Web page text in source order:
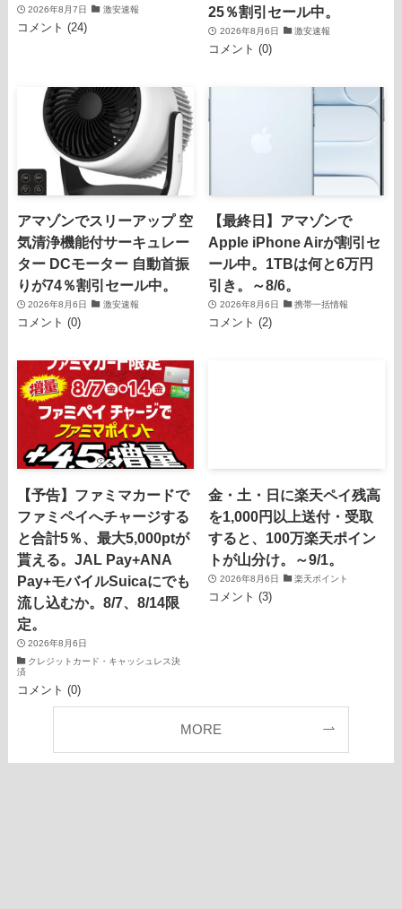
2026年8月7日 激安速報
コメント (24)
25％割引セール中。
2026年8月6日 激安速報
コメント (0)
アマゾンでスリーアップ 空
気清浄機能付サーキュレー
ター DCモーター 自動首振
りが74％割引セール中。
2026年8月6日 激安速報
コメント (0)
【最終日】アマゾンで
Apple iPhone Airが割引セ
ール中。1TBは何と6万円
引き。～8/6。
2026年8月6日 携帯一括情報
コメント (2)
【予告】ファミマカードで
ファミペイへチャージする
と合計5％、最大5,000ptが
貰える。JAL Pay+ANA
Pay+モバイルSuicaにでも
流し込むか。8/7、8/14限
定。
2026年8月6日
クレジットカード・キャッシュレス決
済
コメント (0)
金・土・日に楽天ペイ残高
を1,000円以上送付・受取
すると、100万楽天ポイン
トが山分け。～9/1。
2026年8月6日 楽天ポイント
コメント (3)
MORE